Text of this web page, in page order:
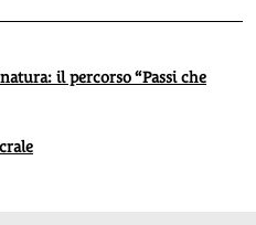
il percorso “Passi che